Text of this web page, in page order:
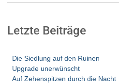
Letzte Beiträge
Die Siedlung auf den Ruinen
Upgrade unerwünscht
Auf Zehenspitzen durch die Nacht